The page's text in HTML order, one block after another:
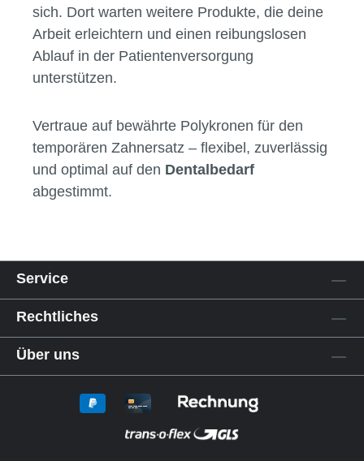
sich. Dort warten weitere Produkte, die deine
Arbeit erleichtern und einen reibungslosen
Ablauf in der Patientenversorgung
unterstützen.
Vertraue auf bewährte Polykronen für den
temporären Zahnersatz – flexibel, zuverlässig
und optimal auf den Dentalbedarf
abgestimmt.
Service
Rechtliches
Über uns